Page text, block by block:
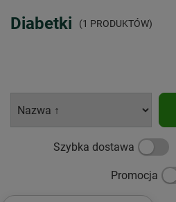
Diabetki (1 PRODUKTÓW)
Szybka dostawa
Promocja